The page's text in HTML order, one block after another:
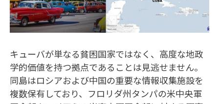
キューバが単なる貧困国家ではなく、高度な地政
学的価値を持つ拠点であることは見逃せません。
同島はロシアおよび中国の重要な情報収集施設を
複数保有しており、フロリダ州タンパの米中央軍